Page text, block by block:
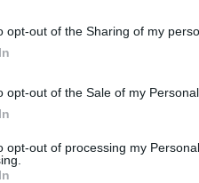
opt-out of the Sharing of my
opt-out of the Sale of my Personal
opt-out of processing my